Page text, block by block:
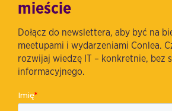
mieście
Dołącz do newslettera, aby być na
meetupami i wydarzeniami Conlea.
rozwijaj wiedzę IT – konkretnie, bez
informacyjnego.